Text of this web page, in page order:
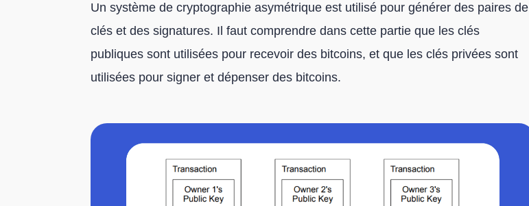
Un système de cryptographie asymétrique est utilisé pour générer des paires de
clés et des signatures. Il faut comprendre dans cette partie que les clés
publiques sont utilisées pour recevoir des bitcoins, et que les clés privées sont
utilisées pour signer et dépenser des bitcoins.